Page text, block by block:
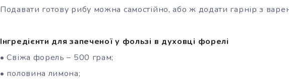
Подавати готову рибу можна самостійно, або ж додати гарнір з
Інгредієнти для запеченої у фользі в духовці форелі
• Свіжа форель – 500 грам;
• половина лимона;